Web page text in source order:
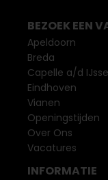
BEZOEK EEN
Apeldoorn
Breda
Capelle a/d
Eindhoven
Vianen
Openingstijden
Over Ons
Vacatures
INFORMATIE